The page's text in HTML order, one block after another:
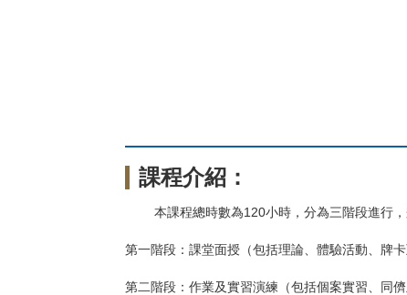
課程介紹：
本課程總時數為120小時，分為三階段進行，
第一階段：課堂面授（包括理論、體驗活動、牌
第二階段：作業及實習演練（包括個案實習、同